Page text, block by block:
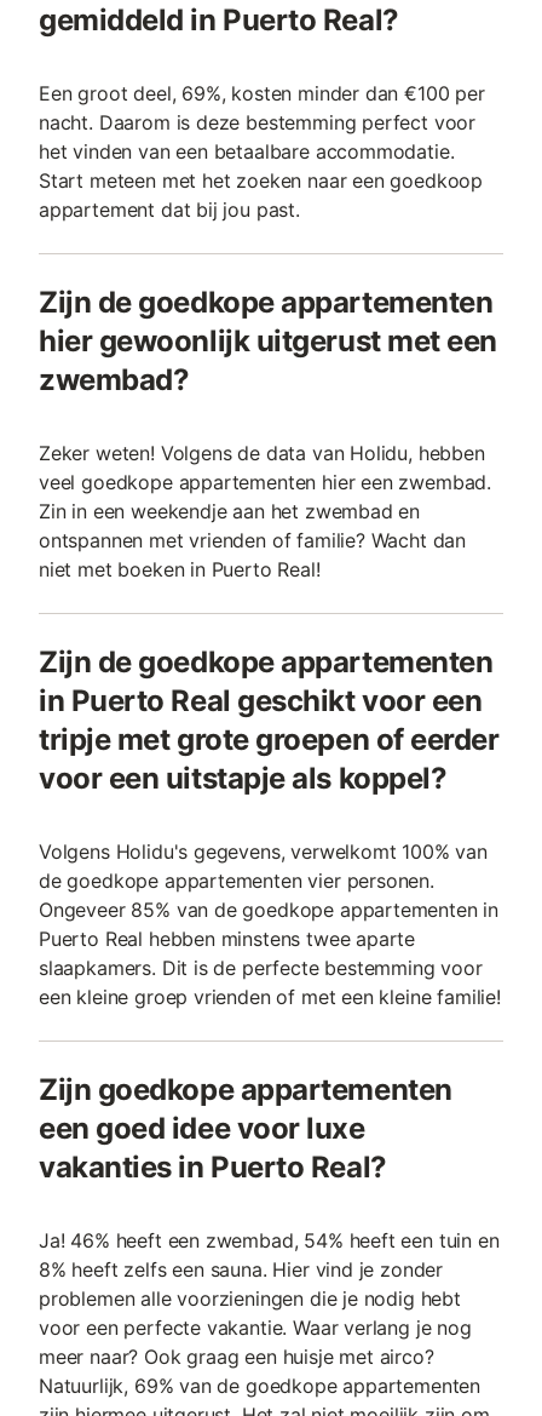
gemiddeld in Puerto Real?
Een groot deel, 69%, kosten minder dan €100 per
nacht. Daarom is deze bestemming perfect voor
het vinden van een betaalbare accommodatie.
Start meteen met het zoeken naar een goedkoop
appartement dat bij jou past.
Zijn de goedkope appartementen
hier gewoonlijk uitgerust met een
zwembad?
Zeker weten! Volgens de data van Holidu, hebben
veel goedkope appartementen hier een zwembad.
Zin in een weekendje aan het zwembad en
ontspannen met vrienden of familie? Wacht dan
niet met boeken in Puerto Real!
Zijn de goedkope appartementen
in Puerto Real geschikt voor een
tripje met grote groepen of eerder
voor een uitstapje als koppel?
Volgens Holidu's gegevens, verwelkomt 100% van
de goedkope appartementen vier personen.
Ongeveer 85% van de goedkope appartementen in
Puerto Real hebben minstens twee aparte
slaapkamers. Dit is de perfecte bestemming voor
een kleine groep vrienden of met een kleine familie!
Zijn goedkope appartementen
een goed idee voor luxe
vakanties in Puerto Real?
Ja! 46% heeft een zwembad, 54% heeft een tuin en
8% heeft zelfs een sauna. Hier vind je zonder
problemen alle voorzieningen die je nodig hebt
voor een perfecte vakantie. Waar verlang je nog
meer naar? Ook graag een huisje met airco?
Natuurlijk, 69% van de goedkope appartementen